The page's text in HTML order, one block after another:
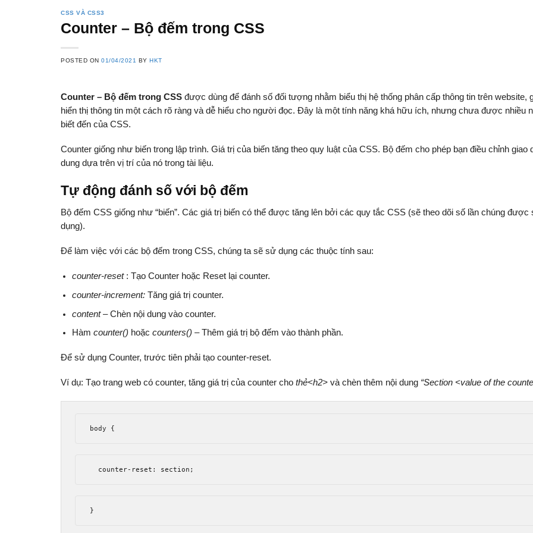
CSS VÀ CSS3
Counter – Bộ đếm trong CSS
POSTED ON01/04/2021 BYHKT
Counter – Bộ đếm trong CSS được dùng để đánh số đối tượng nhằm biểu thị hệ thống phân cấp thông tin trên website,
hiển thị thông tin một cách rõ ràng và dễ hiểu cho người đọc. Đây là một tính năng khá hữu ích, nhưng chưa được nhiều
biết đến của CSS.
Counter giống như biến trong lập trình. Giá trị của biến tăng theo quy luật của CSS. Bộ đếm cho phép bạn điều chỉnh giao
dung dựa trên vị trí của nó trong tài liệu.
Tự động đánh số với bộ đếm
Bộ đếm CSS giống như “biến”. Các giá trị biến có thể được tăng lên bởi các quy tắc CSS (sẽ theo dõi số lần chúng được
dụng).
Để làm việc với các bộ đếm trong CSS, chúng ta sẽ sử dụng các thuộc tính sau:
counter-reset: Tạo Counter hoặc Reset lại counter.
counter-increment:Tăng giá trị counter.
content– Chèn nội dung vào counter.
Hàm counter() hoặc counters() – Thêm giá trị bộ đếm vào thành phần.
Để sử dụng Counter, trước tiên phải tạo counter-reset.
Ví dụ: Tạo trang web có counter, tăng giá trị của counter cho thẻ<h2> và chèn thêm nội dung “Section <value of the
body {
  counter
- reset : section ;
}